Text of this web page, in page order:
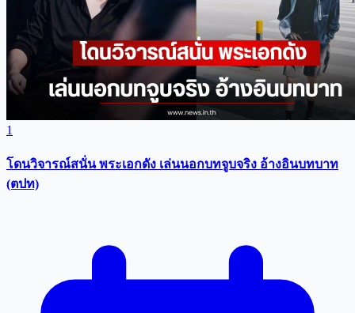
1
โดนวิจารณ์สนั่น พระเอกดัง เล่นนอกบทจูบจริง อ้างอินบทบาท
(ตปท)